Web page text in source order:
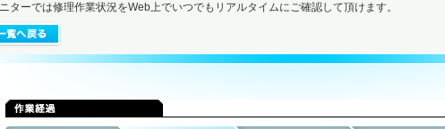
ターでは修理作業状況をWeb上でいつでもリアルタイムにご確認して頂けます。